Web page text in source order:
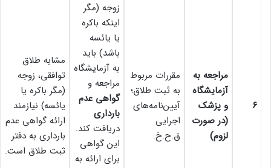
۶
مراجعه به
آزمایشگاه
و پزشک
(در صورت
لزوم)
مقررات مربوط
به ثبت طلاق؛
آیین‌نامه‌های
اجرایی
ق.ح.خ.
زوجه (مگر
اینکه باکره
یا یائسه
باشد) باید
به آزمایشگاه
مراجعه و
گواهی عدم
بارداری
دریافت کند.
این گواهی
برای ارائه به
مشابه طلاق
توافقی، زوجه
(مگر باکره یا
یائسه) نیازمند
ارائه گواهی عدم
بارداری به دفتر
ثبت طلاق است.